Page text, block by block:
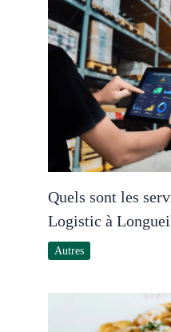
Quels sont les
Logistic à
Autres